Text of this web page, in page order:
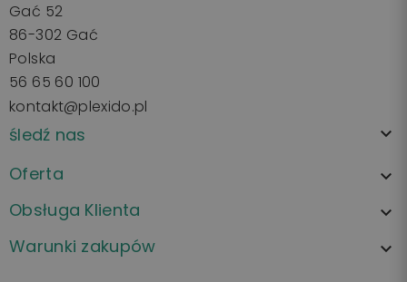
Gać 52
86-302 Gać
Polska
56 65 60 100
kontakt@plexido.pl
śledź nas 
Oferta 
Obsługa Klienta 
Warunki zakupów 